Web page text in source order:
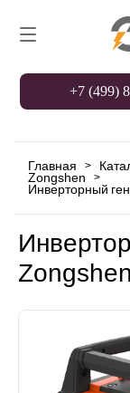
+7 (499)
Главная >
Zongshen >
Инверторный